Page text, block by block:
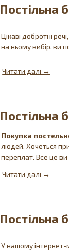
Постільна
Цікаві добротні
на ньому вибір, ви
Постільна
Покупка
людей. Хочеться
переплат. Все це ви
Постільна
У нашому інтернет-